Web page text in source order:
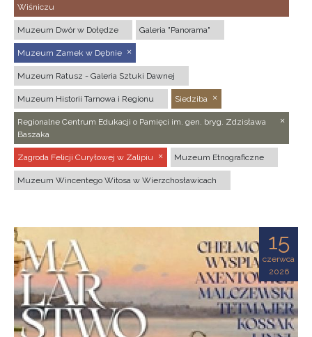
Wiśniczu
Muzeum Dwór w Dołędze Galeria "Panorama"
Muzeum Zamek w Dębnie
Muzeum Ratusz - Galeria Sztuki Dawnej
Muzeum Historii Tarnowa i Regionu Siedziba
Regionalne Centrum Edukacji o Pamięci im. gen. bryg. Zdzisława
Baszaka
Zagroda Felicji Curyłowej w Zalipiu Muzeum Etnograficzne
Muzeum Wincentego Witosa w Wierzchosławicach
15
czerwca
2026